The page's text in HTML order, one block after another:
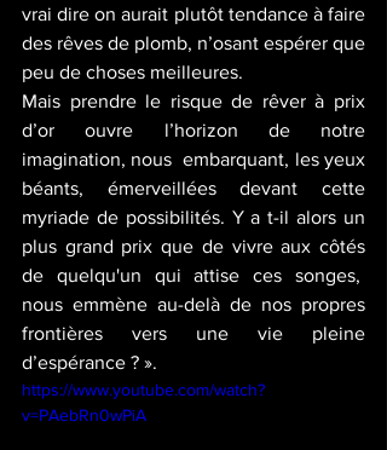
vrai dire on aurait plutôt tendance à faire
des rêves de plomb, n’osant espérer que
peu de choses meilleures.
Mais prendre le risque de rêver à prix
d’or ouvre l’horizon de notre
imagination, nous  embarquant, les yeux
béants, émerveillées devant cette
myriade de possibilités. Y a t-il alors un
plus grand prix que de vivre aux côtés
de quelqu'un qui attise ces songes,
nous emmène au-delà de nos propres
frontières vers une vie pleine
d’espérance ? ».
https://www.youtube.com/watch?
v=PAebRn0wPiA